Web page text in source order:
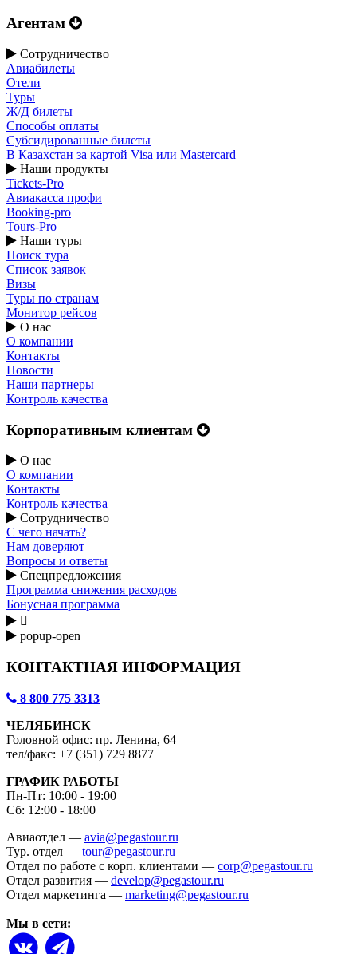
Агентам
Сотрудничество
Авиабилеты
Отели
Туры
Ж/Д билеты
Способы оплаты
Субсидированные билеты
В Казахстан за картой Visa или Masterсard
Наши продукты
Tickets-Pro
Авиакасса профи
Booking-pro
Tours-Pro
Наши туры
Поиск тура
Список заявок
Визы
Туры по странам
Монитор рейсов
О нас
О компании
Контакты
Новости
Наши партнеры
Контроль качества
Корпоративным клиентам
О нас
О компании
Контакты
Контроль качества
Сотрудничество
С чего начать?
Нам доверяют
Вопросы и ответы
Спецпредложения
Программа снижения расходов
Бонусная программа

popup-open
КОНТАКТНАЯ ИНФОРМАЦИЯ
8 800 775 3313
ЧЕЛЯБИНСК
Головной офис: пр. Ленина, 64
тел/факс: +7 (351) 729 8877
ГРАФИК РАБОТЫ
Пн-Пт: 10:00 - 19:00
Сб: 12:00 - 18:00
Авиаотдел — avia@pegastour.ru
Тур. отдел — tour@pegastour.ru
Отдел по работе с корп. клиентами — corp@pegastour.ru
Отдел развития — develop@pegastour.ru
Отдел маркетинга — marketing@pegastour.ru
Мы в сети: